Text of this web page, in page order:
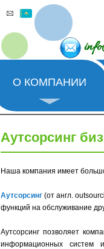
О КОМПАНИИ
Аутсорсинг
Наша компания имеет
Аутсорсинг(от англ.
функций на обслуживание
Аутсорсинг позволяет
информационных систем